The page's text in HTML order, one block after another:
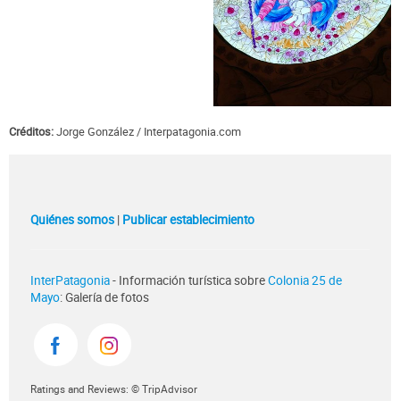
Créditos:Jorge González Interpatagonia.com
Quiénes somos | Publicar establecimiento
InterPatagonia- Información turística sobreColonia 25 de
Mayo: Galería de fotos
Ratings and Reviews: © TripAdvisor